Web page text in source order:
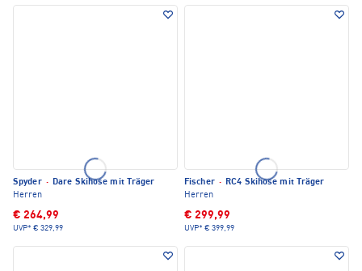
Spyder · Dare Skihose mit Träger
Herren
€ 264,99
UVP* € 329,99
Fischer · RC4 Skihose mit Träger
Herren
€ 299,99
UVP* € 399,99